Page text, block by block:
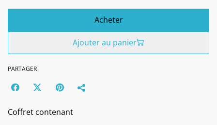
Acheter
Ajouter au panier
PARTAGER
Coffret contenant